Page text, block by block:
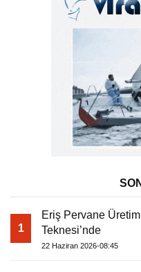
1
Eriş Pervane Üretim
Teknesi’nde
22 Haziran 2026-08:45